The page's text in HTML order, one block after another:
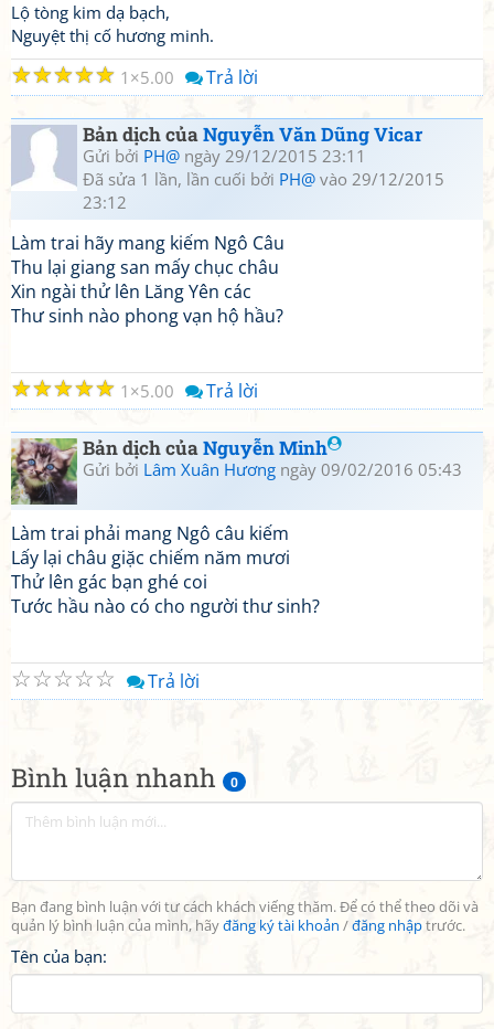
Bình luận nhanh 0
Bạn đang bình luận với tư cách khách viếng thăm. Để có thể theo dõi và
quản lý bình luận của mình, hãyđăng ký tài khoản /đăng nhậptrước.
Tên của bạn:
Lộ tòng kim dạ bạch,
Nguyệt thị cố hương minh.
☆
☆
☆
☆
☆ 1 5.00 Trả lời
Bản dịch củaNguyễn Văn Dũng Vicar
Gửi bởi PH@ ngày 29/12/2015 23:11
Đã sửa 1 lần, lần cuối bởi PH@ vào 29/12/2015
23:12
Làm trai hãy mang kiếm Ngô Câu
Thu lại giang san mấy chục châu
Xin ngài thử lên Lăng Yên các
Thư sinh nào phong vạn hộ hầu?
☆
☆
☆
☆
☆ 1 5.00 Trả lời
Bản dịch củaNguyễn Minh
Gửi bởi Lâm Xuân Hương ngày 09/02/2016 05:43
Làm trai phải mang Ngô câu kiếm
Lấy lại châu giặc chiếm năm mươi
Thử lên gác bạn ghé coi
Tước hầu nào có cho người thư sinh?
☆
☆
☆
☆
☆ Trả lời